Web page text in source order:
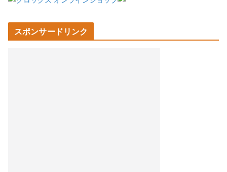
スポンサードリンク